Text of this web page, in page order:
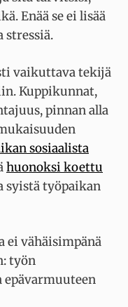
Enää se ei lisää
vaikuttava tekijä
Kuppikunnat,
pinnan alla
sosiaalista
huonoksi koettu
syistä työpaikan
ei vähäisimpänä
työn